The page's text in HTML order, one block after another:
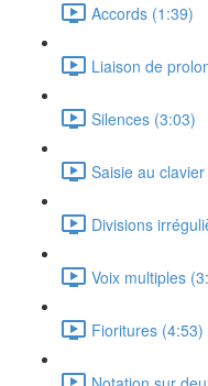
Accords (1:39)
Liaison de
Silences (3:03)
Saisie au
Divisions
Voix multiples
Fioritures (4:53)